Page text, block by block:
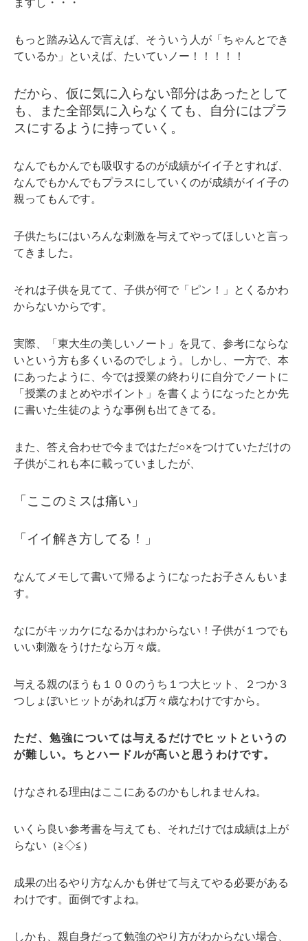
もっと踏み込んで言えば、そういう人が「ちゃんとでき
ているか」といえば、たいていノー！！！！！
だから、仮に気に入らない部分はあったとして
も、また全部気に入らなくても、自分にはプラ
スにするように持っていく。
なんでもかんでも吸収するのが成績がイイ子とすれば、
なんでもかんでもプラスにしていくのが成績がイイ子の
親ってもんです。
子供たちにはいろんな刺激を与えてやってほしいと言っ
てきました。
それは子供を見てて、子供が何で「ピン！」とくるかわ
からないからです。
実際、「東大生の美しいノート」を見て、参考にならな
いという方も多くいるのでしょう。しかし、一方で、本
にあったように、今では授業の終わりに自分でノートに
「授業のまとめやポイント」を書くようになったとか先
に書いた生徒のような事例も出てきてる。
また、答え合わせで今まではただ○×をつけていただけの
子供がこれも本に載っていましたが、
「ここのミスは痛い」
「イイ解き方してる！」
なんてメモして書いて帰るようになったお子さんもいま
す。
なにがキッカケになるかはわからない！子供が１つでも
いい刺激をうけたなら万々歳。
与える親のほうも１００のうち１つ大ヒット、２つか３
つしょぼいヒットがあれば万々歳なわけですから。
ただ、勉強については与えるだけでヒットというの
が難しい。ちとハードルが高いと思うわけです。
けなされる理由はここにあるのかもしれませんね。
いくら良い参考書を与えても、それだけでは成績は上が
らない（≧◇≦）
成果の出るやり方なんかも併せて与えてやる必要がある
わけです。面倒ですよね。
しかも、親自身だって勉強のやり方がわからない場合、